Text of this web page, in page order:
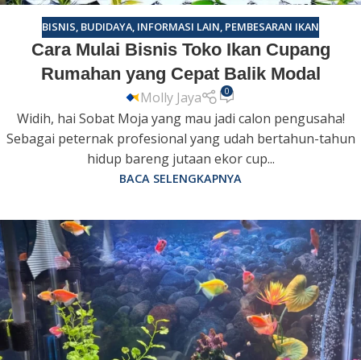
BISNIS, BUDIDAYA, INFORMASI LAIN, PEMBESARAN IKAN
Cara Mulai Bisnis Toko Ikan Cupang
Rumahan yang Cepat Balik Modal
Molly Jaya 0
Widih, hai Sobat Moja yang mau jadi calon pengusaha!
Sebagai peternak profesional yang udah bertahun-tahun
hidup bareng jutaan ekor cup...
BACA SELENGKAPNYA